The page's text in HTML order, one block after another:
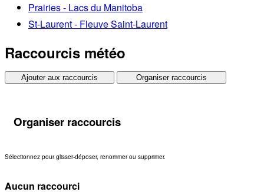
Prairies - Lacs du Manitoba
St-Laurent - Fleuve Saint-Laurent
Raccourcis météo
Ajouter aux raccourcis Organiser raccourcis
Organiser raccourcis
Sélectionnez pour glisser-déposer, renommer ou supprimer.
Aucun raccourci